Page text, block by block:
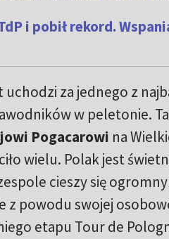
i pobił rekord.
uchodzi za jednego z
w peletonie.
Pogacarowi na
wielu. Polak jest
cieszy się
z powodu swojej
etapu Tour de